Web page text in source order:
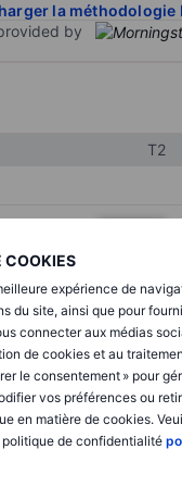
COOKIES
expérience de
du site, ainsi que pour
connecter aux médias
de cookies et au
le consentement » pour
vos préférences ou
en matière de cookies.
de confidentialité
la méthodologie
by
T2
XXXXXXX
XXXXXXX
XXXXXXX
XXXXXXX